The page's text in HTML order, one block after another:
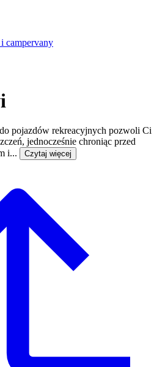
campervany
pojazdów rekreacyjnych pozwoli Ci
jednocześnie chroniąc przed
i...
Czytaj więcej